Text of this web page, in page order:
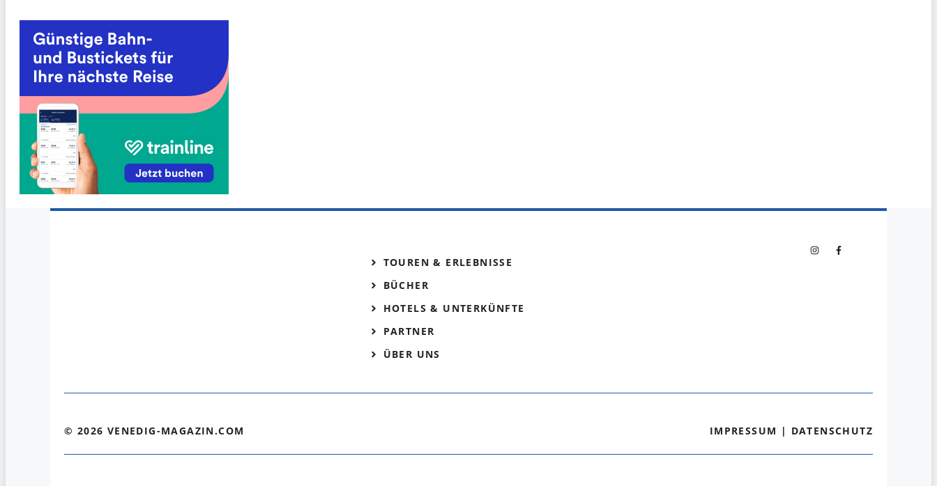
TOUREN & ERLEBNISSE
BÜCHER
HOTELS & UNTERKÜNFTE
PARTNER
ÜBER UNS
© 2026 VENEDIG-MAGAZIN.COM IMPRESSUM | DATENSCHUTZ